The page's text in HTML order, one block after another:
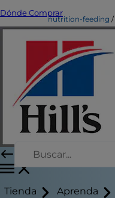
Dónde Comprar
Tienda Aprenda
nutrition-feeding